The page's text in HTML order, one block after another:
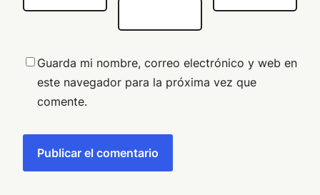
Guarda mi nombre, correo electrónico y web en
este navegador para la próxima vez que
comente.